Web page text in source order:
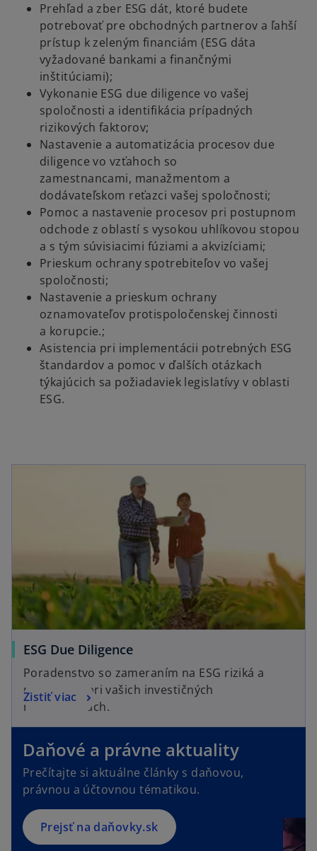
Prehľad a zber ESG dát, ktoré budete
potrebovať pre obchodných partnerov a ľahší
prístup k zeleným financiám (ESG dáta
vyžadované bankami a finančnými
inštitúciami);
Vykonanie ESG due diligence vo vašej
spoločnosti a identifikácia prípadných
rizikových faktorov;
Nastavenie a automatizácia procesov due
diligence vo vzťahoch so
zamestnancami, manažmentom a
dodávateľskom reťazci vašej spoločnosti;
Pomoc a nastavenie procesov pri postupnom
odchode z oblastí s vysokou uhlíkovou stopou
a s tým súvisiacimi fúziami a akvizíciami;
Prieskum ochrany spotrebiteľov vo vašej
spoločnosti;
Nastavenie a prieskum ochrany
oznamovateľov protispoločenskej činnosti
a korupcie.;
Asistencia pri implementácii potrebných ESG
štandardov a pomoc v ďalších otázkach
týkajúcich sa požiadaviek legislatívy v oblasti
ESG.
ESG Due Diligence
Poradenstvo so zameraním na ESG riziká a
príležitosti pri vašich investičných
rozhodnutiach.
Zistiť viac
Daňové a právne aktuality
Prečítajte si aktuálne články s daňovou,
právnou a účtovnou tématikou.
Prejsť na daňovky.sk
o
p
n
s
i
n
a
n